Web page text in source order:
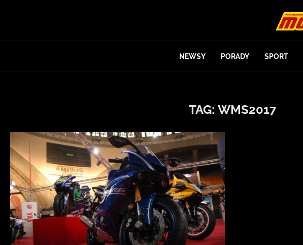
NEWSY PORADY SPORT
TAG: WMS2017